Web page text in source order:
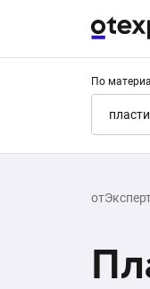
По